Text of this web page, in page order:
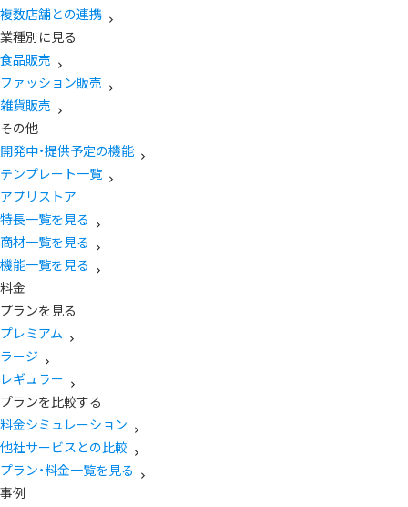
複数店舗との連携
業種別に見る
食品販売
ファッション販売
雑貨販売
その他
開発中・提供予定の機能
テンプレート一覧
アプリストア
特長一覧を見る
商材一覧を見る
機能一覧を見る
料金
プランを見る
プレミアム
ラージ
レギュラー
プランを比較する
料金シミュレーション
他社サービスとの比較
プラン・料金一覧を見る
事例